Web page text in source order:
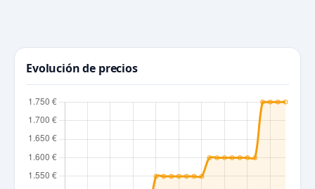
Evolución de precios